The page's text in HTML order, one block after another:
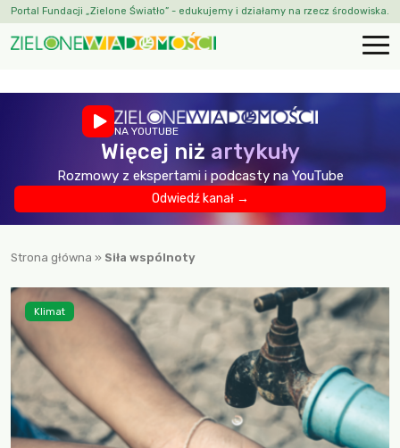
Portal Fundacji „Zielone Światło” - edukujemy i działamy na rzecz środowiska.
NA YOUTUBE
Więcej niż artykuły
Rozmowy z ekspertami i podcasty na YouTube
Odwiedź kanał →
Strona główna » Siła wspólnoty
Klimat